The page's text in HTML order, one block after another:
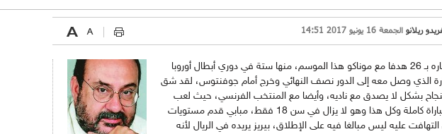
ريلانو الجمعة 16 يونيو 2017 14:51
لقد أنهى مساره بـ 26 هدفا مع موناكو هذا الموسم، منها ستة في دوري أبطال أوروبا
الذي وصل معه إلى الدور نصف النهائي وخرج أمام جوفنتوس، لقد شق
بشكل لا يصدق مع ناديه، وأيضا مع المنتخب الفرنسي، حيث لعب
أمام إنجلترا مباراة كاملة وكل هذا وهو لا يزال في سن 18 فقط، مبابي قدم مستويات
عليه ليس مبالغا فيه على الإطلاق، بيريز يريده في الريال لأنه